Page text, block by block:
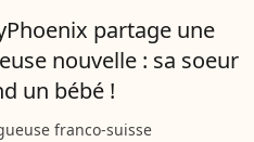
connu, l'influenceuse...
partage une
nouvelle : sa soeur
un bébé !
franco-suisse